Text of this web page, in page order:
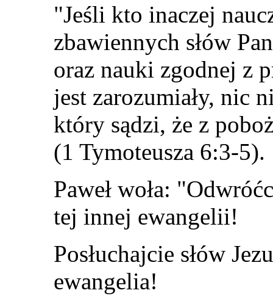
"Jeśli kto inaczej
zbawiennych słów
oraz nauki zgodnej z
jest zarozumiały, nic
który sądzi, że z
(1 Tymoteusza 6:3-5).
Paweł woła:
tej innej ewangelii!
Posłuchajcie słów
ewangelia!